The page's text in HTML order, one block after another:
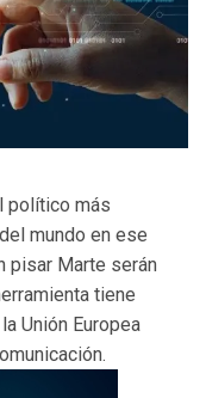
político más
mundo en ese
pisar Marte serán
tiene
Unión Europea